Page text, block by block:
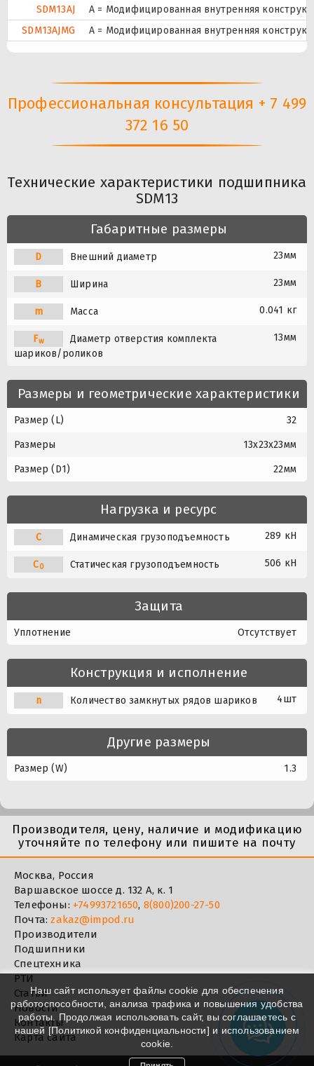
SDM13AJ
A = Модифицированная внутренняя
SDM13AJMG
A = Модифицированная внутренняя
Профессиональная консультация + 7 499
372 16 50
Технические характеристики подшипника
SDM13
Габаритные размеры
D Внешний диаметр 23мм
B Ширина 23мм
m Масса 0.041 кг
Fw
Диаметр отверстия комплекта
шариков/роликов
13мм
Размеры и геометрические характеристики
Размер (L) 32
Размеры 13x23x23мм
Размер (D1) 22мм
Нагрузка и ресурс
C Динамическая грузоподъемность 289 кН
C0 Статическая грузоподъемность 506 кН
Защита
Уплотнение Отсутствует
Конструкция и исполнение
n Количество замкнутых рядов шариков 4шт
Другие размеры
Размер (W) 1.3
Производителя, цену, наличие и модификацию
уточняйте по телефону или пишите на почту
Москва, Россия
Варшавское шоссе д. 132 А, к. 1
Телефоны: +74993721650, 8(800)200-27-50
Почта:zakaz@impod.ru
Производители
Подшипники
Спецтехника
РТИ
Статьи
Новости
Контакты
Карта сайта
Наш сайт использует файлы cookie для обеспечения
работоспособности, анализа трафика и повышения удобства
работы. Продолжая использовать сайт, вы соглашаетесь с
нашей [Политикой конфиденциальности] и использованием
cookie.